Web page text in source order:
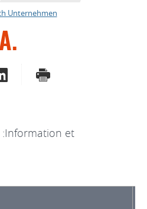
Unternehmen
TEILEN
AUF LINKEDIN TEILEN
DRUCKEN
:Information et